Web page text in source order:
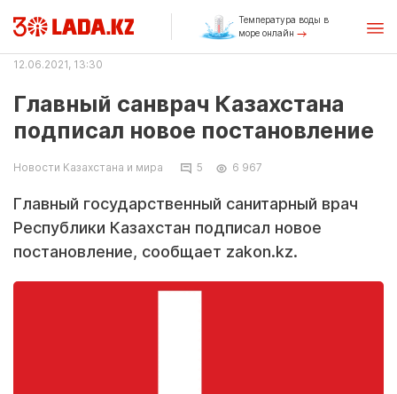
Температура воды в
море онлайн
12.06.2021, 13:30
Главный санврач Казахстана
подписал новое постановление
Новости Казахстана и мира 5 6 967
Главный государственный санитарный врач
Республики Казахстан подписал новое
постановление, сообщает zakon.kz.